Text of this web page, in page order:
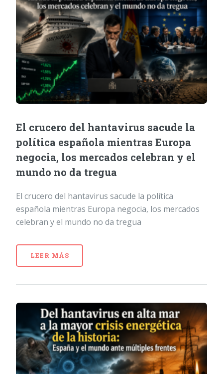
El crucero del hantavirus sacude la
política española mientras Europa
negocia, los mercados celebran y el
mundo no da tregua
El crucero del hantavirus sacude la política
española mientras Europa negocia, los mercados
celebran y el mundo no da tregua
LEER MÁS